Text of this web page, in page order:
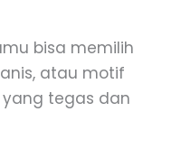
bisa memilih
atau motif
tegas dan